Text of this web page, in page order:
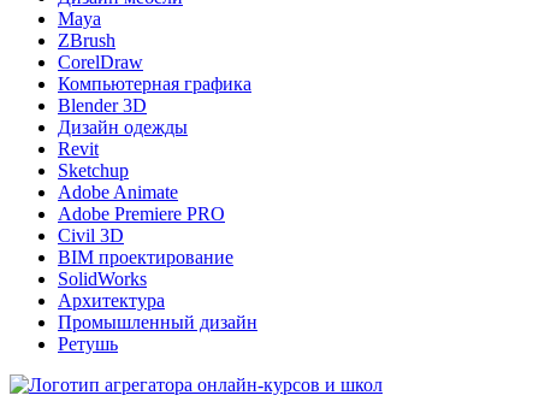
Maya
ZBrush
CorelDraw
Компьютерная графика
Blender 3D
Дизайн одежды
Revit
Sketchup
Adobe Animate
Adobe Premiere PRO
Civil 3D
BIM проектирование
SolidWorks
Архитектура
Промышленный дизайн
Ретушь